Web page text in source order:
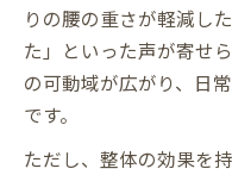
りの腰の重さが軽減し
た」といった声が寄せ
の可動域が広がり、日
です。
ただし、整体の効果を